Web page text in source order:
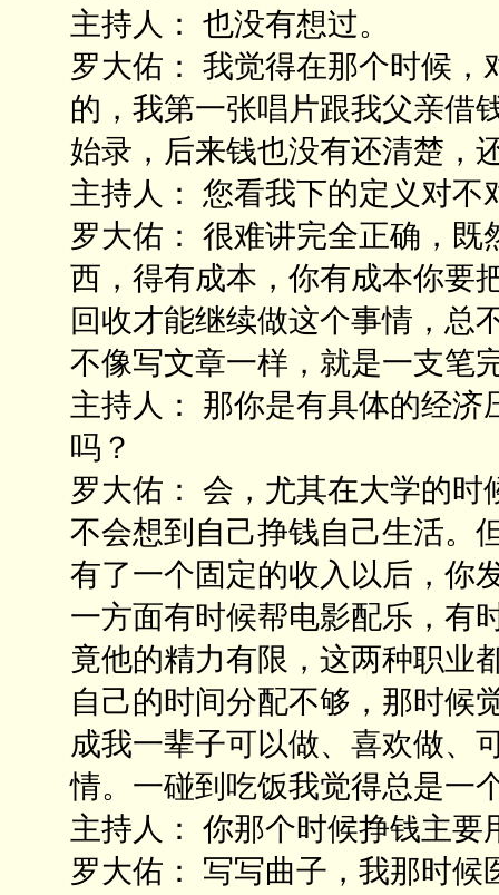
主持人： 也没有想过。
罗大佑： 我觉得在那个时候
的，我第一张唱片跟我父亲借
始录，后来钱也没有还清楚，
主持人： 您看我下的定义对
罗大佑： 很难讲完全正确，
西，得有成本，你有成本你要
回收才能继续做这个事情，总
不像写文章一样，就是一支笔
主持人： 那你是有具体的经
吗？
罗大佑： 会，尤其在大学的
不会想到自己挣钱自己生活。
有了一个固定的收入以后，你
一方面有时候帮电影配乐，有
竟他的精力有限，这两种职业
自己的时间分配不够，那时候
成我一辈子可以做、喜欢做、
情。一碰到吃饭我觉得总是一
主持人： 你那个时候挣钱主要
罗大佑： 写写曲子，我那时